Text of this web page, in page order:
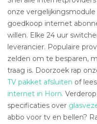
onze
goedkoop internet
willen. Elke 24 uur
leverancier. Populaire
zelden om te besparen,
traag is. Doorzoek rap
TV pakket afsluiten of
internet in Horn.
specificaties over
abbo voor tv en bellen?